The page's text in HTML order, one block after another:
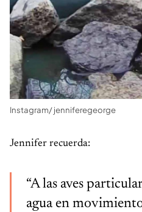
Instagram/ jenniferegeorge
Jennifer recuerda:
“A las aves
agua en